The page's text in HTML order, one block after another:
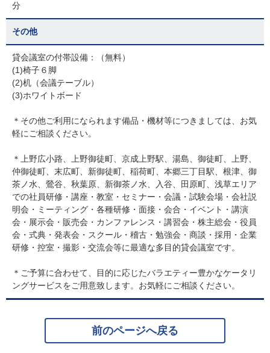
分
その他
貸会議室の付帯設備：（無料）
(1)椅子６脚
(2)机（会議テーブル）
(3)ホワイトボード
＊その他ご利用になられます備品・機材等につきましては、お気
軽にご相談ください。
＊上野広小路、上野御徒町、京成上野駅、湯島、御徒町、上野、
仲御徒町、末広町、新御徒町、稲荷町、本郷三丁目駅、根津、御
茶ノ水、鶯谷、秋葉原、新御茶ノ水、入谷、田原町、浅草エリア
での社員研修・講座・教室・セミナー・会議・試験会場・会社説
明会・ミーティング・各種研修・面接・会合・イベント・講演
会・展示会・販売会・カンファレンス・講習会・株主総会・役員
会・式典・発表会・スクール・稽古・勉強会・商談・採用・企業
研修・控室・撮影・交流会等に最適な多目的貸会議室です。
＊ご予算に合わせて、目的に応じたバラエティー豊かなケータリ
ングサービスをご用意致します。お気軽にご相談ください。
前のページへ戻る